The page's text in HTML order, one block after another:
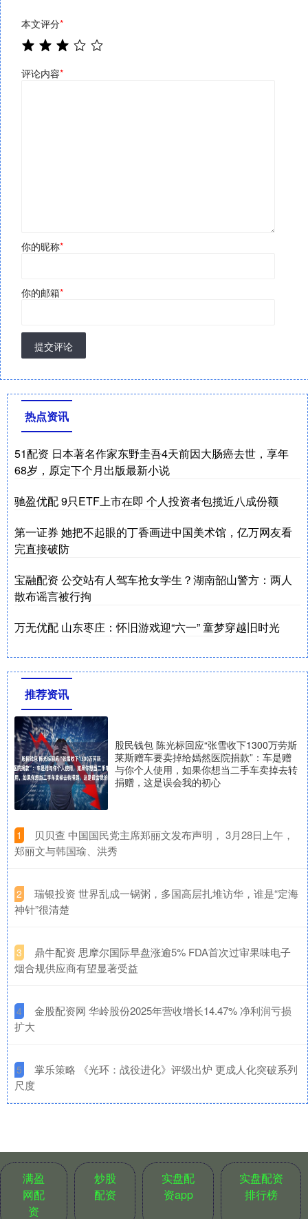
本文评分*
评论内容*
你的昵称*
你的邮箱*
提交评论
热点资讯
51配资 日本著名作家东野圭吾4天前因大肠癌去世，享年
68岁，原定下个月出版最新小说
驰盈优配 9只ETF上市在即 个人投资者包揽近八成份额
第一证券 她把不起眼的丁香画进中国美术馆，亿万网友看
完直接破防
宝融配资 公交站有人驾车抢女学生？湖南韶山警方：两人
散布谣言被行拘
万无优配 山东枣庄：怀旧游戏迎“六一” 童梦穿越旧时光
推荐资讯
股民钱包 陈光标回应“张雪收下1300万劳斯
莱斯赠车要卖掉给嫣然医院捐款”：车是赠
与你个人使用，如果你想当二手车卖掉去转
捐赠，这是误会我的初心
1
​贝贝查 中国国民党主席郑丽文发布声明， 3月28日上午，
郑丽文与韩国瑜、洪秀
2
​瑞银投资 世界乱成一锅粥，多国高层扎堆访华，谁是“定海
神针”很清楚
3
​鼎牛配资 思摩尔国际早盘涨逾5% FDA首次过审果味电子
烟合规供应商有望显著受益
4
​金股配资网 华岭股份2025年营收增长14.47% 净利润亏损
扩大
5
​掌乐策略 《光环：战役进化》评级出炉 更成人化突破系列
尺度
满盈
网配
资
炒股
配资
实盘配
资app
实盘配资
排行榜